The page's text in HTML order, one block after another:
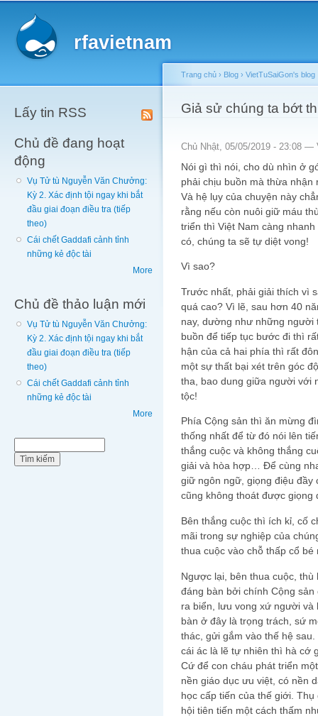
rfavietnam
Lấy tin RSS
Chủ đề đang hoạt
động
Vụ Tử tù Nguyễn Văn Chưởng:
Kỳ 2. Xác định tội ngay khi bắt
đầu giai đoạn điều tra (tiếp
theo)
Cái chết Gaddafi cảnh tỉnh
những kẻ độc tài
More
Chủ đề thảo luận mới
Vụ Tử tù Nguyễn Văn Chưởng:
Kỳ 2. Xác định tội ngay khi bắt
đầu giai đoạn điều tra (tiếp
theo)
Cái chết Gaddafi cảnh tỉnh
những kẻ độc tài
More
You are here
Trang chủ › Blog › VietTuSaiGon's blog
Giả sử chúng ta bớt
Chủ Nhật, 05/05/2019 - 23:08 —
Nói gì thì nói, cho dù nhìn ở
phải chịu buồn mà thừa
Và hệ lụy của chuyện này
rằng nếu còn nuôi giữ máu
triển thì Việt Nam càng
có, chúng ta sẽ tự diệt vong!
Vì sao?
Trước nhất, phải giải thích vì
quá cao? Vì lẽ, sau hơn 40
nay, dường như những
buồn để tiếp tục bước đi thì
hận của cả hai phía thì rất
một sự thất bại xét trên góc
tha, bao dung giữa người với
tộc!
Phía Cộng sản thì ăn mừng
thống nhất để từ đó nói lên
thắng cuộc và không thắng
giải và hòa hợp… Để cùng
giữ ngôn ngữ, giọng điệu
cũng không thoát được giọng
Bên thắng cuộc thì ích kỉ, cố
mãi trong sự nghiệp của
thua cuộc vào chỗ thấp cổ
Ngược lại, bên thua cuộc,
đáng bàn bởi chính Cộng
ra biển, lưu vong xứ người
bàn ở đây là trọng trách, sứ
thác, gửi gắm vào thế hệ
cái ác là lẽ tự nhiên thì hà cớ
Cứ để con cháu phát triển
nền giáo dục ưu việt, có nền
học cấp tiến của thế giới.
hội tiên tiến một cách thấm